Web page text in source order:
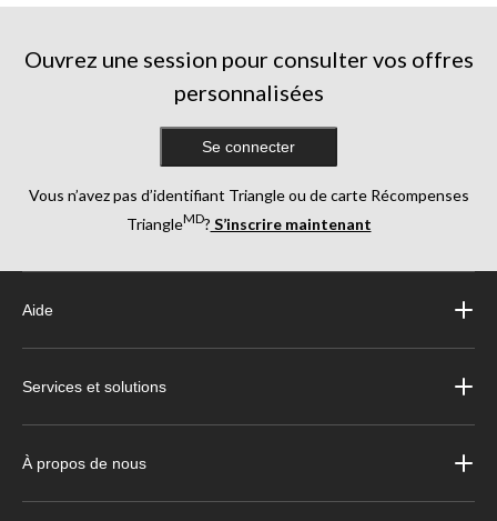
Ouvrez une session pour consulter vos offres
personnalisées
Se connecter
Vous n’avez pas d’identifiant Triangle ou de carte Récompenses
TriangleMD? S’inscrire maintenant
Aide
Services et solutions
À propos de nous